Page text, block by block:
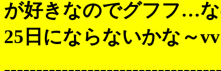
が好きなのでグフフ…
25日にならないかな～vv